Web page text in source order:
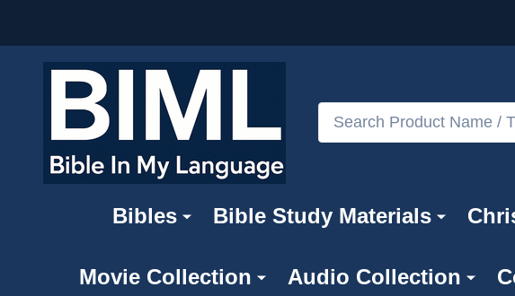
Search
Bibles Bible Study Materials
Movie Collection Audio Collection